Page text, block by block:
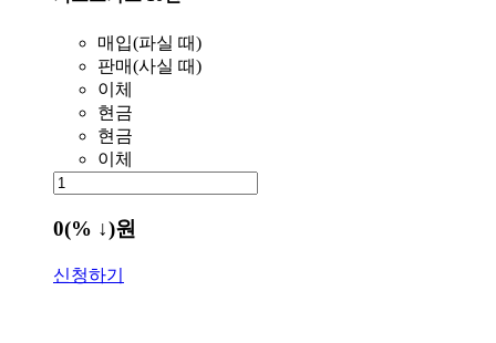
매입(파실 때)
판매(사실 때)
이체
현금
현금
이체
0(% ↓)원
신청하기